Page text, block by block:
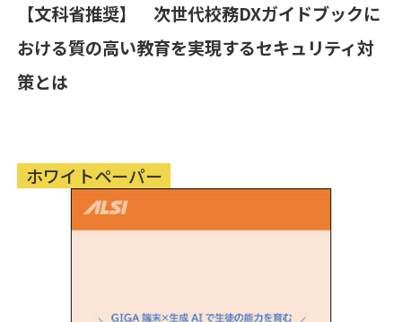
【文科省推奨】 次世代校務DXガイドブックに
おける質の高い教育を実現するセキュリティ対
策とは
ホワイトペーパー